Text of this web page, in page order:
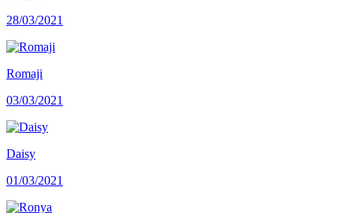
28/03/2021
Romaji
03/03/2021
Daisy
01/03/2021